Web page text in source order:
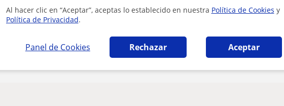
Al hacer clic en “Aceptar”, aceptas lo establecido en nuestra Política de Cookies y
Política de Privacidad.
Panel de Cookies Rechazar Aceptar
¿Hay algún error en este perfil? Cuéntanos